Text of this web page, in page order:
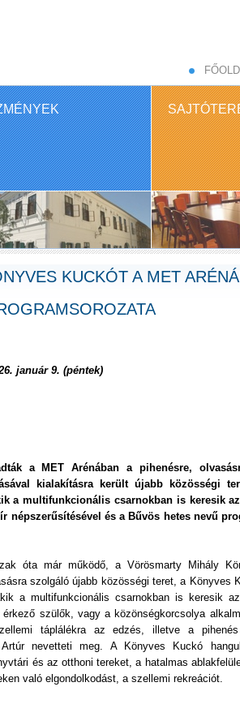
KUCKÓT A MET
január 9. (péntek)
a MET Arénában a pihenésre,
kialakításra került újabb közösségi
a multifunkcionális csarnokban is keresik
népszerűsítésével és a Bűvös hetes nevű
óta már működő, a Vörösmarty Mihály
szolgáló újabb közösségi teret, a Könyves
a multifunkcionális csarnokban is keresik
szülők, vagy a közönségkorcsolya
táplálékra az edzés, illetve a
nevetteti meg. A Könyves Kuckó
és az otthoni tereket, a hatalmas
való elgondolkodást, a szellemi rekreációt.